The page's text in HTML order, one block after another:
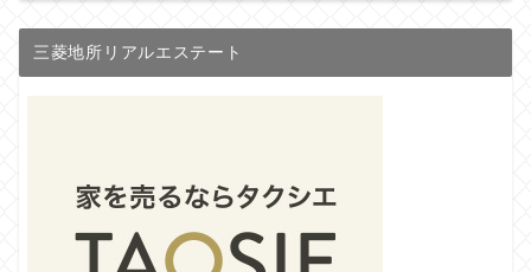
三菱地所リアルエステート